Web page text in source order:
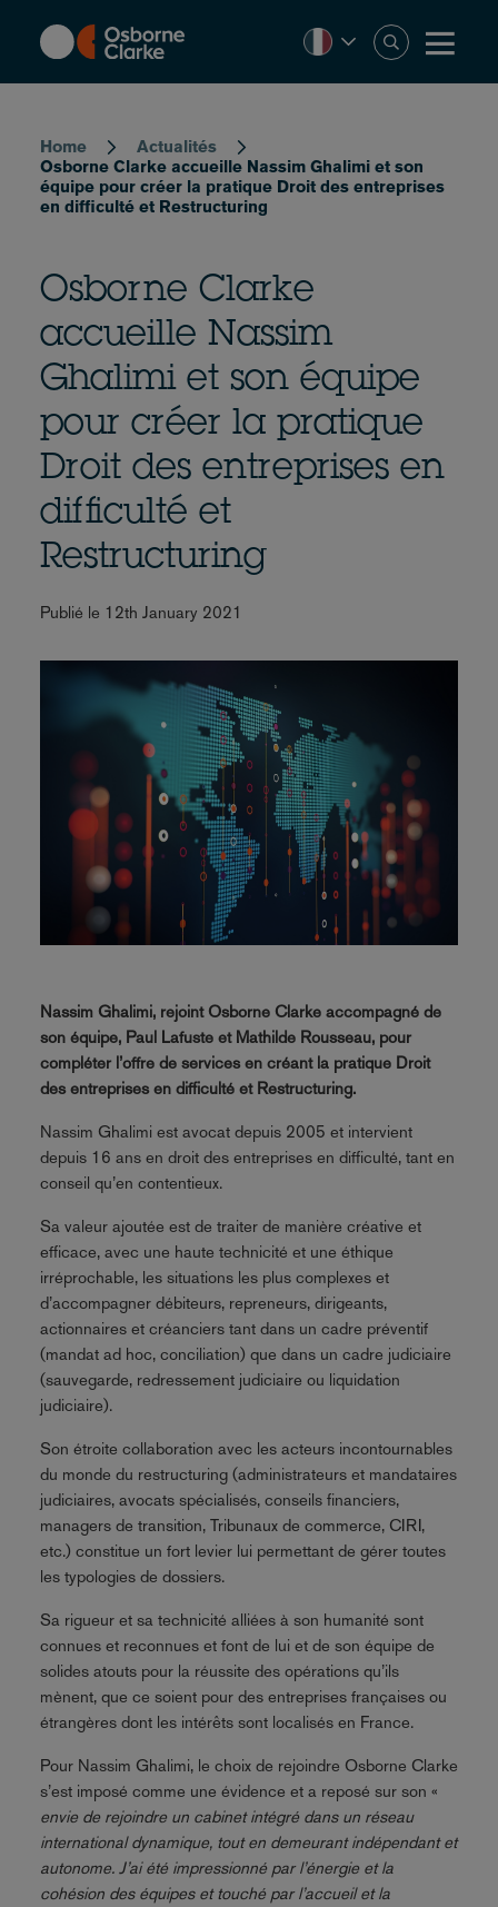
content
Home
Actualités
Osborne Clarke accueille Nassim Ghalimi et son
équipe pour créer la pratique Droit des entreprises
en difficulté et Restructuring
Osborne Clarke
accueille Nassim
Ghalimi et son équipe
pour créer la pratique
Droit des entreprises en
difficulté et
Restructuring
Publié le 12th January 2021
Nassim Ghalimi, rejoint Osborne Clarke accompagné de
son équipe, Paul Lafuste et Mathilde Rousseau, pour
compléter l’offre de services en créant la pratique Droit
des entreprises en difficulté et Restructuring.
Nassim Ghalimi est avocat depuis 2005 et intervient
depuis 16 ans en droit des entreprises en difficulté, tant en
conseil qu’en contentieux.
Sa valeur ajoutée est de traiter de manière créative et
efficace, avec une haute technicité et une éthique
irréprochable, les situations les plus complexes et
d’accompagner débiteurs, repreneurs, dirigeants,
actionnaires et créanciers tant dans un cadre préventif
(mandat ad hoc, conciliation) que dans un cadre judiciaire
(sauvegarde, redressement judiciaire ou liquidation
judiciaire).
Son étroite collaboration avec les acteurs incontournables
du monde du restructuring (administrateurs et mandataires
judiciaires, avocats spécialisés, conseils financiers,
managers de transition, Tribunaux de commerce, CIRI,
etc.) constitue un fort levier lui permettant de gérer toutes
les typologies de dossiers.
Sa rigueur et sa technicité alliées à son humanité sont
connues et reconnues et font de lui et de son équipe de
solides atouts pour la réussite des opérations qu’ils
mènent, que ce soient pour des entreprises françaises ou
étrangères dont les intérêts sont localisés en France.
Pour Nassim Ghalimi, le choix de rejoindre Osborne Clarke
s’est imposé comme une évidence et a reposé sur son «
envie de rejoindre un cabinet intégré dans un réseau
international dynamique, tout en demeurant indépendant et
autonome. J’ai été impressionné par l’énergie et la
cohésion des équipes et touché par l’accueil et la